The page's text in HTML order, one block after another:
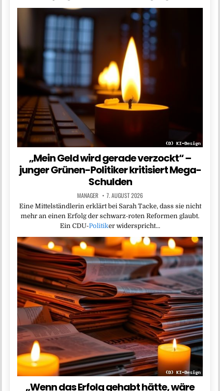
„Mein Geld wird gerade verzockt“ –
junger Grünen-Politiker kritisiert Mega-
Schulden
MANAGER 7. AUGUST 2026
Eine Mittelständlerin erklärt bei Sarah Tacke, dass sie nicht
mehr an einen Erfolg der schwarz-roten Reformen glaubt.
Ein CDU-Politiker widerspricht…
„Wenn das Erfolg gehabt hätte, wäre